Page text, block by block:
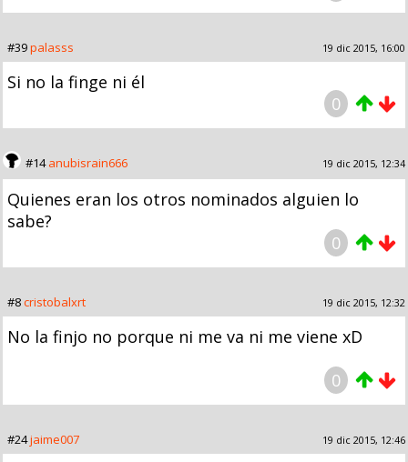
#39palasss 19 dic 2015, 16:00
Si no la finge ni él
0
#14anubisrain666 19 dic 2015, 12:34
Quienes eran los otros nominados alguien lo
sabe?
0
#8cristobalxrt 19 dic 2015, 12:32
No la finjo no porque ni me va ni me viene xD
0
#24jaime007 19 dic 2015, 12:46